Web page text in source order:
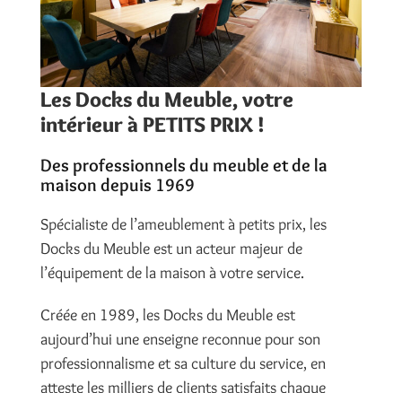
Les Docks du Meuble, votre
intérieur à PETITS PRIX !
Des professionnels du meuble et de la
maison depuis 1969
Spécialiste de l’ameublement à petits prix, les
Docks du Meuble est un acteur majeur de
l’équipement de la maison à votre service.
Créée en 1989, les Docks du Meuble est
aujourd’hui une enseigne reconnue pour son
professionnalisme et sa culture du service, en
atteste les milliers de clients satisfaits chaque